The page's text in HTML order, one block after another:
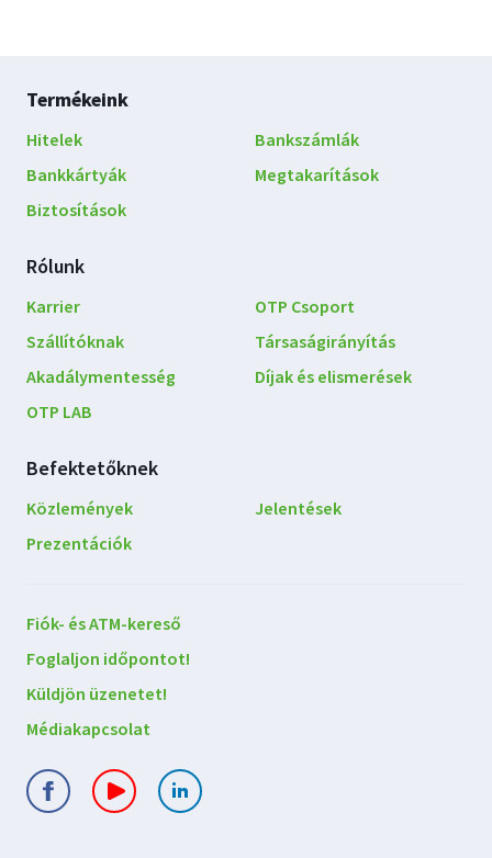
Lábléc
navigáció
Termékeink
Hitelek
Bankszámlák
Bankkártyák
Megtakarítások
Biztosítások
Rólunk
Karrier
Szállítóknak
Akadálymentesség
OTP LAB
OTP Csoport
Társaságirányítás
Díjak és elismerések
Befektetőknek
Közlemények
Jelentések
Prezentációk
Lépjen
kapcsolatba
velünk
Fiók- és ATM-kereső
Foglaljon időpontot!
Küldjön üzenetet!
Médiakapcsolat